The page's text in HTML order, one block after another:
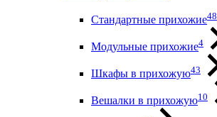
Стандартные прихожие48
Модульные прихожие4
Шкафы в прихожую43
Вешалки в прихожую10